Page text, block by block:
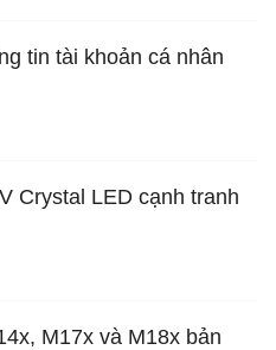
tin tài khoản cá nhân
Crystal LED cạnh tranh
M17x và M18x bản